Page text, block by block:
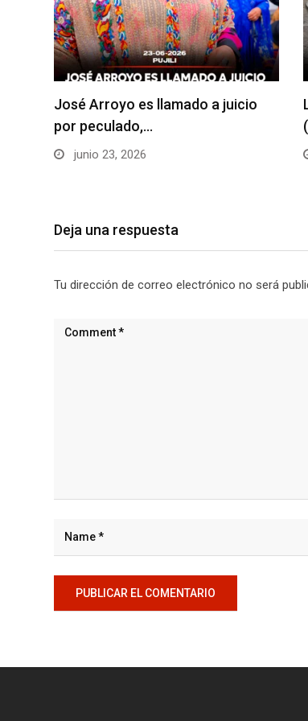
José Arroyo es llamado a juicio
por peculado,…
junio 23, 2026
Deja una respuesta
Tu dirección de correo electrónico no será